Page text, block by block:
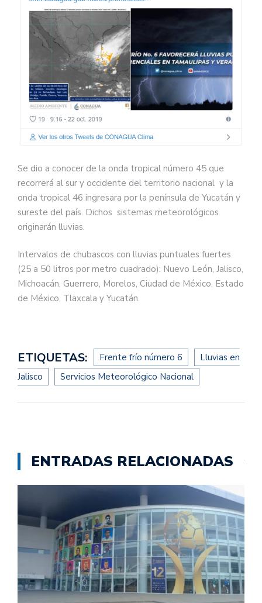
Se dio a conocer de la onda tropical número 45 que
recorrerá al sur y occidente del territorio nacional y la
onda tropical 46 ingresara por la península de Yucatán y
sureste del país. Dichos sistemas meteorológicos
originarán lluvias.
Intervalos de chubascos con lluvias puntuales fuertes
(25 a 50 litros por metro cuadrado): Nuevo León, Jalisco,
Michoacán, Guerrero, Morelos, Ciudad de México, Estado
de México, Tlaxcala y Yucatán.
ETIQUETAS: Frente frío número 6
Lluvias en
Jalisco
Servicios Meteorológico Nacional
ENTRADAS RELACIONADAS